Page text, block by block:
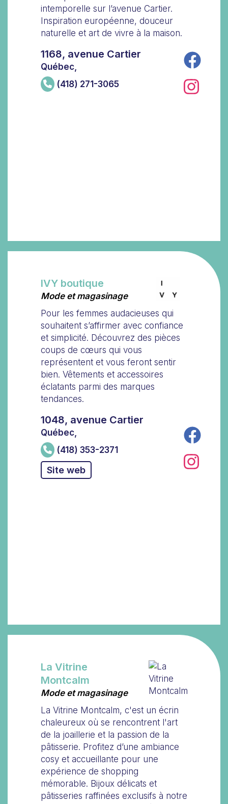
intemporelle sur l’avenue Cartier.
Inspiration européenne, douceur
naturelle et art de vivre à la maison.
1168, avenue Cartier
Québec,
(418) 271-3065
IVY boutique
Mode et magasinage
Pour les femmes audacieuses qui
souhaitent s’affirmer avec confiance
et simplicité. Découvrez des pièces
coups de cœurs qui vous
représentent et vous feront sentir
bien. Vêtements et accessoires
éclatants parmi des marques
tendances.
1048, avenue Cartier
Québec,
(418) 353-2371
Site web
La Vitrine
Montcalm
Mode et magasinage
La Vitrine Montcalm, c'est un écrin
chaleureux où se rencontrent l'art
de la joaillerie et la passion de la
pâtisserie. Profitez d’une ambiance
cosy et accueillante pour une
expérience de shopping
mémorable. Bijoux délicats et
pâtisseries raffinées exclusifs à notre